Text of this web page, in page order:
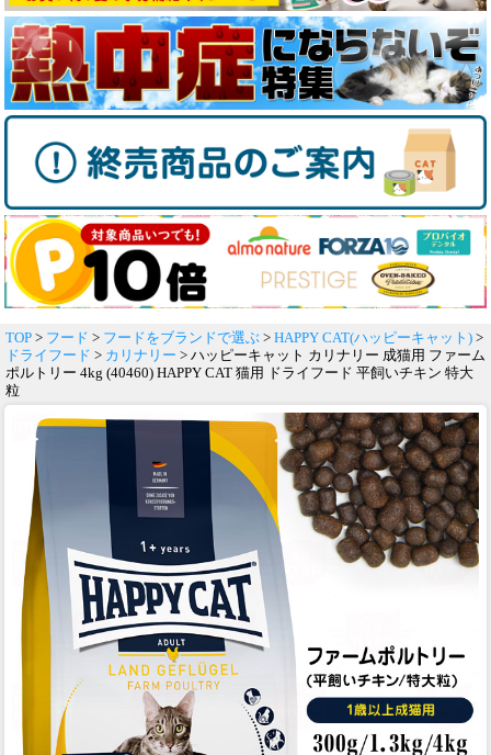
TOP > フード > フードをブランドで選ぶ > HAPPY CAT(ハッピーキャット) >
ドライフード > カリナリー > ハッピーキャット カリナリー 成猫用 ファーム
ポルトリー 4kg (40460) HAPPY CAT 猫用 ドライフード 平飼いチキン 特大
粒